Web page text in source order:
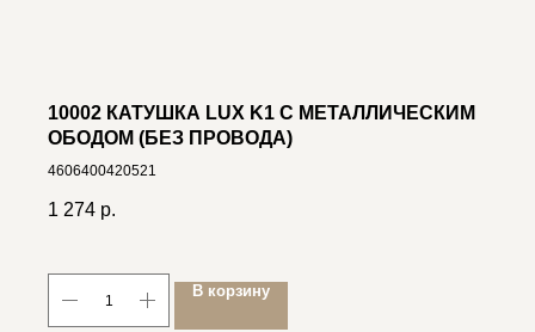
10002 КАТУШКА LUX K1 С МЕТАЛЛИЧЕСКИМ
ОБОДОМ (БЕЗ ПРОВОДА)
4606400420521
1 274 р.
В корзину